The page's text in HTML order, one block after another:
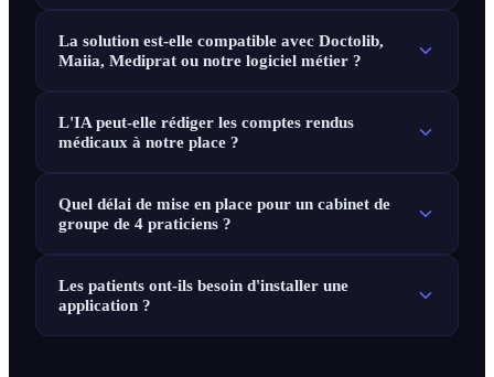
La solution est-elle compatible avec Doctolib,
Maiia, Mediprat ou notre logiciel métier ?
L'IA peut-elle rédiger les comptes rendus
médicaux à notre place ?
Quel délai de mise en place pour un cabinet de
groupe de 4 praticiens ?
Les patients ont-ils besoin d'installer une
application ?